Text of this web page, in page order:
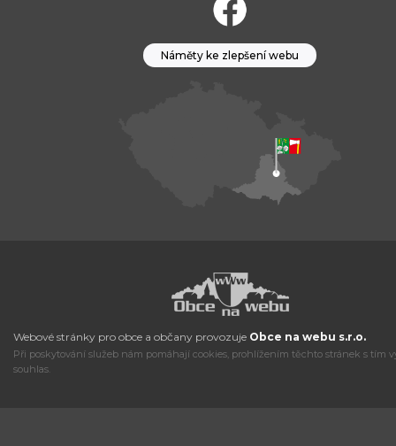
Náměty ke zlepšení webu
Webové stránky pro obce a občany provozuje Obce na webu s.r.o.
Při poskytování služeb nám pomáhají cookies, prohlížením těchto stránek s tím
souhlas.